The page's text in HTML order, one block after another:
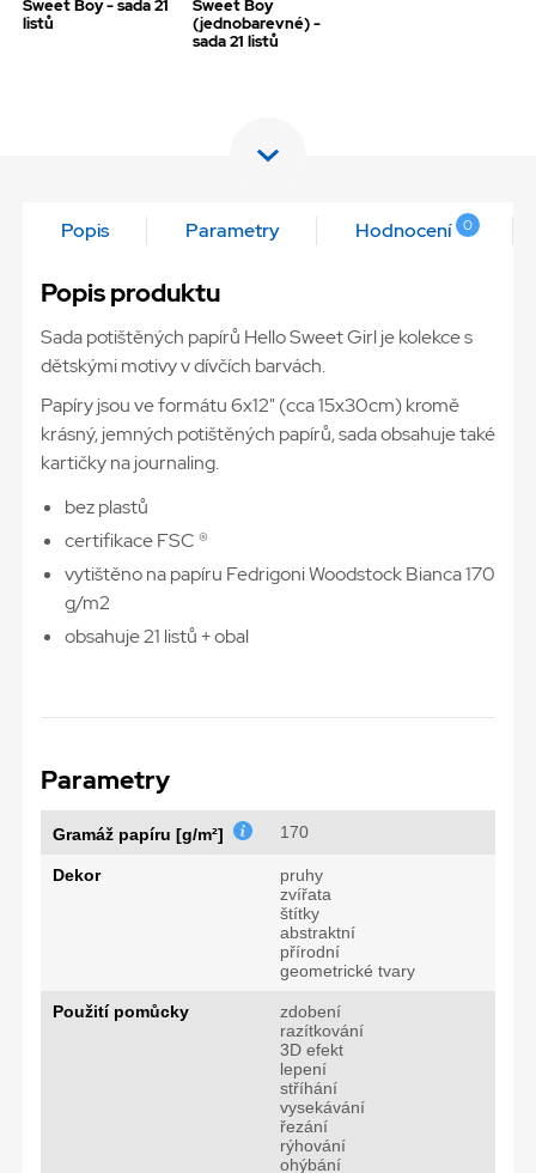
Sweet Boy - sada 21
listů
Sweet Boy
(jednobarevné) -
sada 21 listů
Popis Parametry Hodnocení 0
Popis produktu
Sada potištěných papírů Hello Sweet Girl je kolekce s
dětskými motivy v dívčích barvách.
Papíry jsou ve formátu 6x12" (cca 15x30cm) kromě
krásný, jemných potištěných papírů, sada obsahuje také
kartičky na journaling.
bez plastů
certifikace FSC ®
vytištěno na papíru Fedrigoni Woodstock Bianca 170
g/m2
obsahuje 21 listů + obal
Parametry
Gramáž papíru [g/m²] 170
Dekor
pruhy
zvířata
štítky
abstraktní
přírodní
geometrické tvary
Použití pomůcky
zdobení
razítkování
3D efekt
lepení
stříhání
vysekávání
řezání
rýhování
ohýbání